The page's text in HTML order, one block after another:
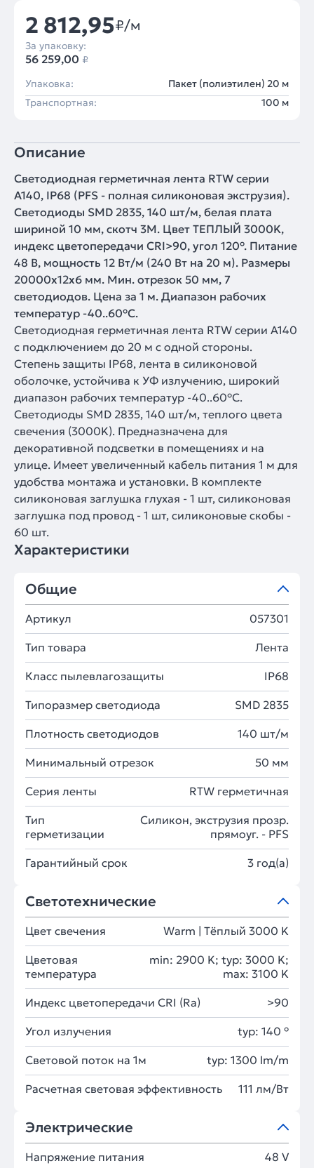
2 812,95₽/м
За упаковку:
56 259,00 ₽
Упаковка:
Пакет (полиэтилен) 20 м
Транспортная:
100 м
Описание
Светодиодная герметичная лента RTW серии
A140, IP68 (PFS - полная силиконовая экструзия).
Светодиоды SMD 2835, 140 шт/м, белая плата
шириной 10 мм, скотч 3M. Цвет ТЕПЛЫЙ 3000K,
индекс цветопередачи CRI>90, угол 120°. Питание
48 В, мощность 12 Вт/м (240 Вт на 20 м). Размеры
20000x12x6 мм. Мин. отрезок 50 мм, 7
светодиодов. Цена за 1 м. Диапазон рабочих
температур -40..60°C.
Светодиодная герметичная лента RTW серии A140
с подключением до 20 м с одной стороны.
Степень защиты IP68, лента в силиконовой
оболочке, устойчива к УФ излучению, широкий
диапазон рабочих температур -40..60°C.
Светодиоды SMD 2835, 140 шт/м, теплого цвета
свечения (3000K). Предназначена для
декоративной подсветки в помещениях и на
улице. Имеет увеличенный кабель питания 1 м для
удобства монтажа и установки. В комплекте
силиконовая заглушка глухая - 1 шт, силиконовая
заглушка под провод - 1 шт, силиконовые скобы -
60 шт.
Характеристики
Общие
Артикул 057301
Тип товара Лента
Класс пылевлагозащиты IP68
Типоразмер светодиода SMD 2835
Плотность светодиодов 140 шт/м
Минимальный отрезок 50 мм
Серия ленты RTW герметичная
Тип
герметизации
Силикон, экструзия прозр.
прямоуг. - PFS
Гарантийный срок 3 год(а)
Светотехнические
Цвет свечения Warm | Тёплый 3000 K
Цветовая
температура
min: 2900 K; typ: 3000 K;
max: 3100 K
Индекс цветопередачи CRI (Ra) >90
Угол излучения typ: 140 °
Световой поток на 1м typ: 1300 lm/m
Расчетная световая эффективность 111 лм/Вт
Электрические
Напряжение питания 48 V